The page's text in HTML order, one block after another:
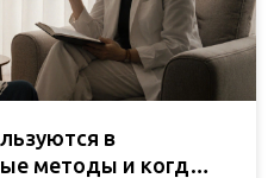
в
методы и когда